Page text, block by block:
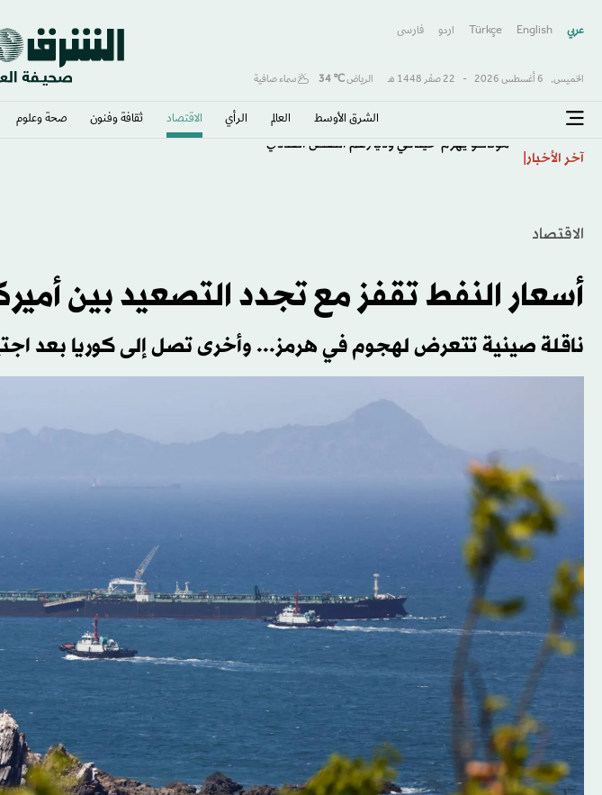
عربي English
Türkçe اردو فارسى
الخميس, 6 أغسطس 2026 - 22 صفَر 1448 هـ الرياض℃
34 سماء صافية
الشرق الأوسط​ العالم الرأي الاقتصاد ثقافة وفنون صحة وعلوم
آخر الأخبار موناكو يهزم خيتافي ودياً رغم النقص العددي
الاقتصاد
أسعار النفط تقفز مع تجدد التصعيد بين
ناقلة صينية تتعرض لهجوم في هرمز... وأخرى تصل إلى كوريا بعد